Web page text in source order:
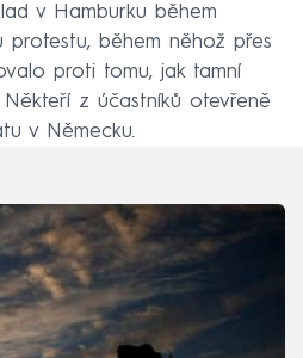
v Hamburku během
protestu, během něhož přes
proti tomu, jak tamní
z účastníků otevřeně
v Německu.